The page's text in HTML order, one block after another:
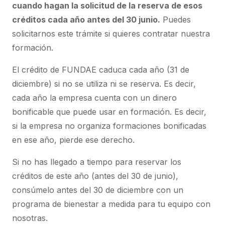
cuando hagan la solicitud de la reserva de esos
créditos cada año antes del 30 junio. Puedes
solicitarnos este trámite si quieres contratar nuestra
formación.
El crédito de FUNDAE caduca cada año (31 de
diciembre) si no se utiliza ni se reserva. Es decir,
cada año la empresa cuenta con un dinero
bonificable que puede usar en formación. Es decir,
si la empresa no organiza formaciones bonificadas
en ese año, pierde ese derecho.
Si no has llegado a tiempo para reservar los
créditos de este año (antes del 30 de junio),
consúmelo antes del 30 de diciembre con un
programa de bienestar a medida para tu equipo con
nosotras.